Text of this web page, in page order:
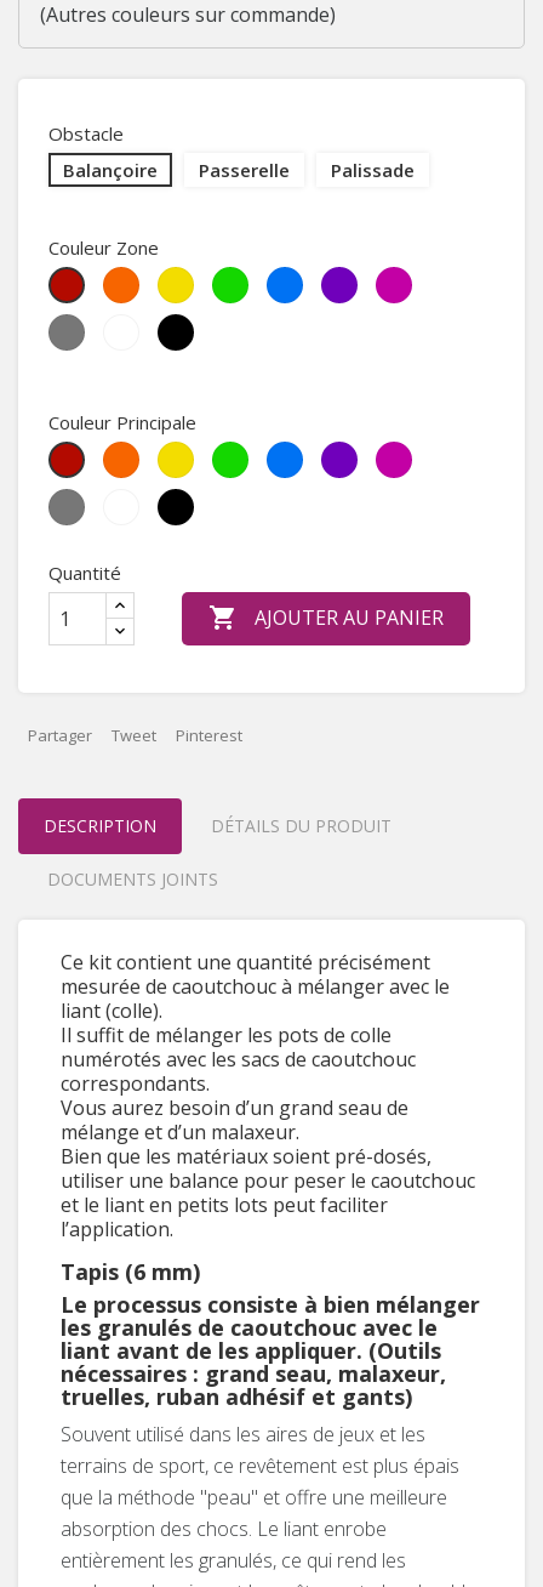
(Autres couleurs sur commande)
Obstacle
Balançoire
Passerelle Palissade
Couleur Zone
RougeOrangeJaune
May
Green
Sky
Blue
Violet
Heather
Violet
Medium
Grey
Noir
Couleur Principale
Red
OrangeYellow May
Green
Sky
Blue
Purple Heather
Violet
Medium
Grey
Black
Quantité
 AJOUTER AU PANIER
Partager Tweet Pinterest
DESCRIPTION DÉTAILS DU PRODUIT
DOCUMENTS JOINTS
Ce kit contient une quantité précisément
mesurée de caoutchouc à mélanger avec le
liant (colle).
Il suffit de mélanger les pots de colle
numérotés avec les sacs de caoutchouc
correspondants.
Vous aurez besoin d’un grand seau de
mélange et d’un malaxeur.
Bien que les matériaux soient pré-dosés,
utiliser une balance pour peser le caoutchouc
et le liant en petits lots peut faciliter
l’application.
Tapis (6 mm)
Le processus consiste à bien mélanger
les granulés de caoutchouc avec le
liant avant de les appliquer. (Outils
nécessaires : grand seau, malaxeur,
truelles, ruban adhésif et gants)
Souvent utilisé dans les aires de jeux et les
terrains de sport, ce revêtement est plus épais
que la méthode "peau" et offre une meilleure
absorption des chocs. Le liant enrobe
entièrement les granulés, ce qui rend les